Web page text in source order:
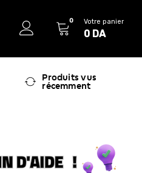
0 Votre panier
0 DA
Produits vus
récemment